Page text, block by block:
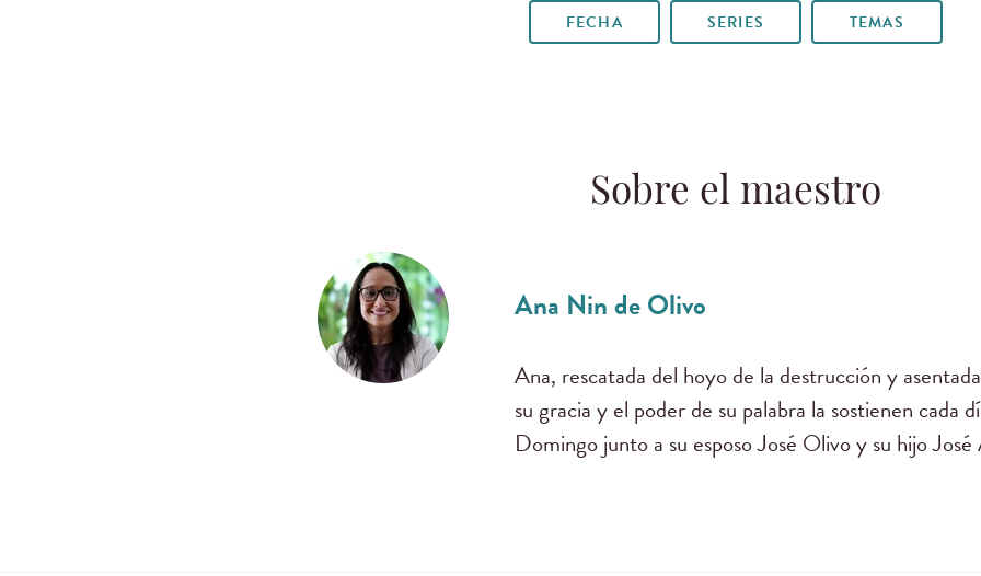
FECHA SERIES TEMAS
Sobre el maestro
Ana Nin de Olivo
Ana, rescatada del hoyo de la destrucción y
su gracia y el poder de su palabra la sostienen cada
Domingo junto a su esposo José Olivo y su hijo